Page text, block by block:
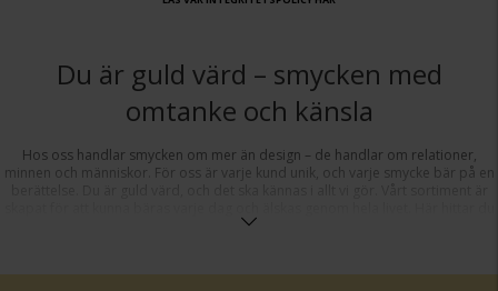
Du är guld värd – smycken med
omtanke och känsla
Hos oss handlar smycken om mer än design – de handlar om relationer,
minnen och människor. För oss är varje kund unik, och varje smycke bär på en
noggrant utvalda ringar, armband, halsband och örhängen, designade med